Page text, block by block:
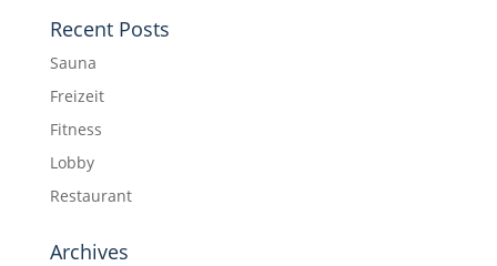
Recent Posts
Sauna
Freizeit
Fitness
Lobby
Restaurant
Archives